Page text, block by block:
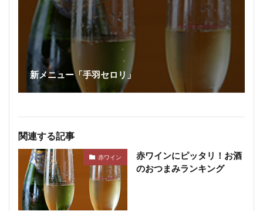
新メニュー「手羽セロリ」
関連する記事
赤ワイン
赤ワインにピッタリ！お酒
のおつまみランキング